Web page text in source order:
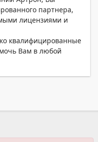
партнера,
лицензиями и
квалифицированные
Вам в любой